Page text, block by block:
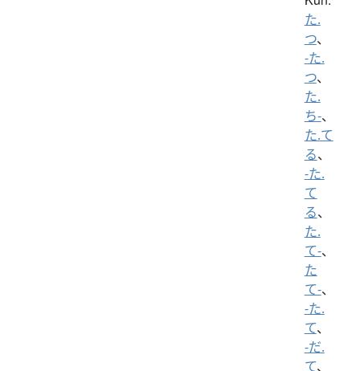
た.
つ、
-た.
つ、
た.
ち-、
た.て
る、
-た.
て
る、
た.
て-、
た
て-、
-た.
て、
-だ.
て、